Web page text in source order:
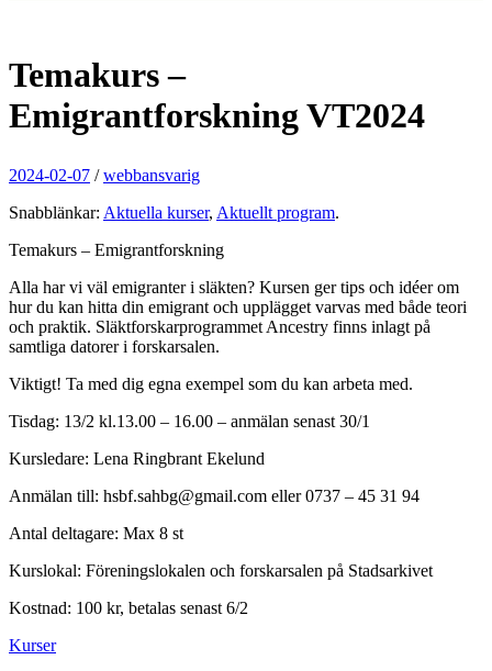
Temakurs –
Emigrantforskning VT2024
2024-02-07 /webbansvarig
Snabblänkar: Aktuella kurser, Aktuellt program.
Temakurs – Emigrantforskning
Alla har vi väl emigranter i släkten? Kursen ger tips och idéer om
hur du kan hitta din emigrant och upplägget varvas med både teori
och praktik. Släktforskarprogrammet Ancestry finns inlagt på
samtliga datorer i forskarsalen.
Viktigt! Ta med dig egna exempel som du kan arbeta med.
Tisdag: 13/2 kl.13.00 – 16.00 – anmälan senast 30/1
Kursledare: Lena Ringbrant Ekelund
Anmälan till: hsbf.sahbg@gmail.com eller 0737 – 45 31 94
Antal deltagare: Max 8 st
Kurslokal: Föreningslokalen och forskarsalen på Stadsarkivet
Kostnad: 100 kr, betalas senast 6/2
Kurser